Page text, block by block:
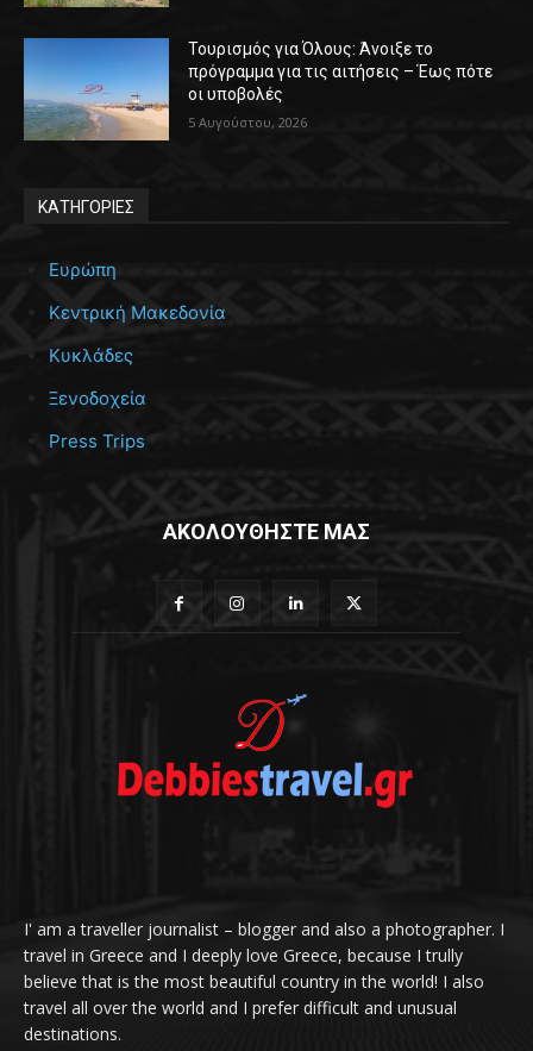
Τουρισμός για Όλους: Άνοιξε το
πρόγραμμα για τις αιτήσεις – Έως πότε
οι υποβολές
5 Αυγούστου, 2026
ΚΑΤΗΓΟΡΙΕΣ
Ευρώπη
Κεντρική Μακεδονία
Κυκλάδες
Ξενοδοχεία
Press Trips
ΑΚΟΛΟΥΘΗΣΤΕ ΜΑΣ
I' am a traveller journalist – blogger and also a photographer. I
travel in Greece and I deeply love Greece, because I trully
believe that is the most beautiful country in the world! I also
travel all over the world and I prefer difficult and unusual
destinations.